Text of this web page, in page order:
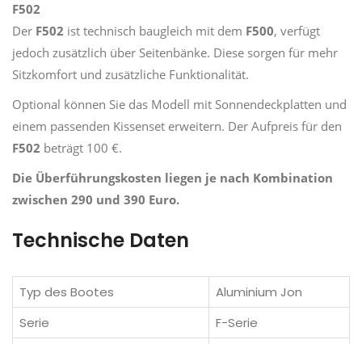
F502
Der F502 ist technisch baugleich mit dem F500, verfügt
jedoch zusätzlich über Seitenbänke. Diese sorgen für mehr
Sitzkomfort und zusätzliche Funktionalität.
Optional können Sie das Modell mit Sonnendeckplatten und
einem passenden Kissenset erweitern. Der Aufpreis für den
F502 beträgt 100 €.
Die Überführungskosten liegen je nach Kombination
zwischen 290 und 390 Euro.
Technische Daten
Typ des Bootes
Aluminium Jon
Serie
F-Serie